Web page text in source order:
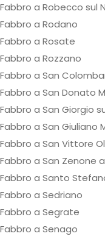
Fabbro a Robecco sul
Fabbro a Rodano
Fabbro a Rosate
Fabbro a Rozzano
Fabbro a San
Fabbro a San Donato
Fabbro a San Giorgio
Fabbro a San Giuliano
Fabbro a San Vittore
Fabbro a San Zenone
Fabbro a Santo
Fabbro a Sedriano
Fabbro a Segrate
Fabbro a Senago